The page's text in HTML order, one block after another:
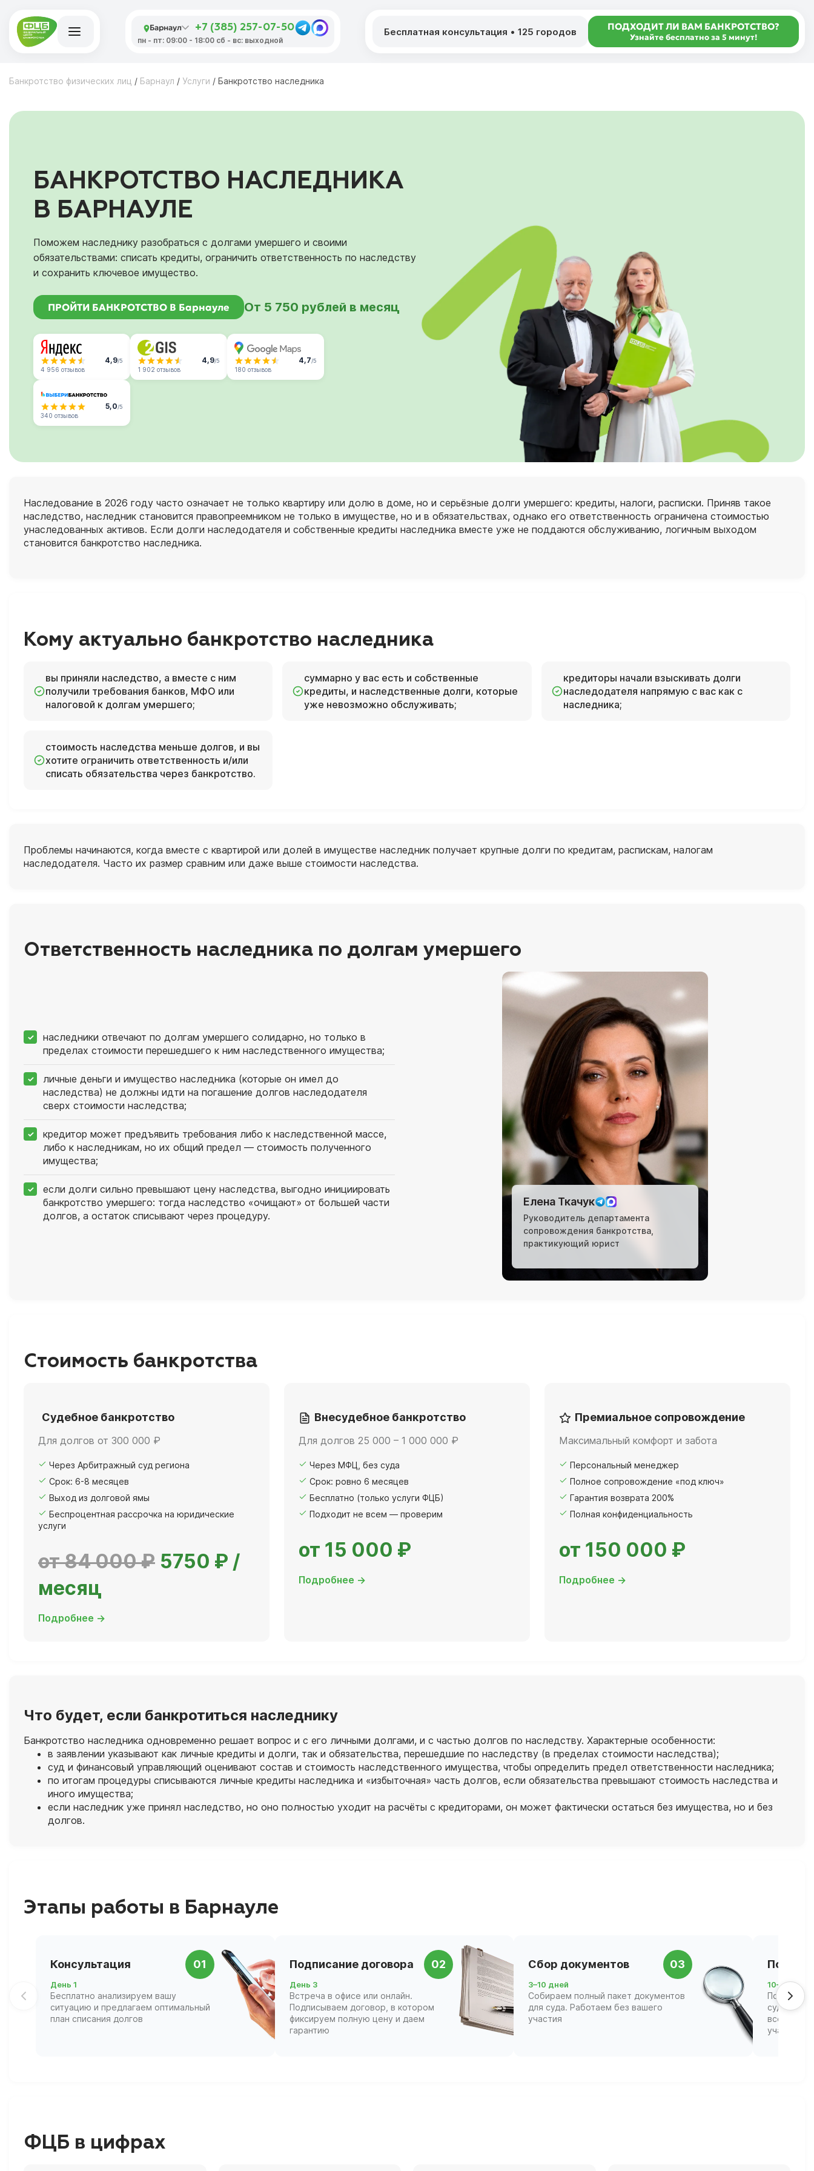
Барнаул +7 (385) 257-07-50
пн - пт: 09:00 - 18:00 сб - вс: выходной
Бесплатная консультация • 125 городов ПОДХОДИТ ЛИ ВАМ БАНКРОТСТВО?
Узнайте бесплатно за 5 минут!
Банкротство физических лиц / Барнаул / Услуги / Банкротство наследника
БАНКРОТСТВО НАСЛЕДНИКА
В БАРНАУЛЕ
Поможем наследнику разобраться с долгами умершего и своими
обязательствами: списать кредиты, ограничить ответственность по наследству
и сохранить ключевое имущество.
ПРОЙТИ БАНКРОТСТВО В Барнауле От 5 750 рублей в месяц
4,9/5
4 956 отзывов
4,9/5
1 902 отзывов
4,7/5
180 отзывов
5,0/5
340 отзывов
Наследование в 2026 году часто означает не только квартиру или долю в доме, но и серьёзные долги умершего: кредиты, налоги, расписки. Приняв такое
наследство, наследник становится правопреемником не только в имуществе, но и в обязательствах, однако его ответственность ограничена стоимостью
унаследованных активов. Если долги наследодателя и собственные кредиты наследника вместе уже не поддаются обслуживанию, логичным выходом
становится банкротство наследника.
Кому актуально банкротство наследника
вы приняли наследство, а вместе с ним
получили требования банков, МФО или
налоговой к долгам умершего;
суммарно у вас есть и собственные
кредиты, и наследственные долги, которые
уже невозможно обслуживать;
кредиторы начали взыскивать долги
наследодателя напрямую с вас как с
наследника;
стоимость наследства меньше долгов, и вы
хотите ограничить ответственность и/или
списать обязательства через банкротство.
Проблемы начинаются, когда вместе с квартирой или долей в имуществе наследник получает крупные долги по кредитам, распискам, налогам
наследодателя. Часто их размер сравним или даже выше стоимости наследства.
Ответственность наследника по долгам умершего
наследники отвечают по долгам умершего солидарно, но только в
пределах стоимости перешедшего к ним наследственного имущества;
личные деньги и имущество наследника (которые он имел до
наследства) не должны идти на погашение долгов наследодателя
сверх стоимости наследства;
кредитор может предъявить требования либо к наследственной массе,
либо к наследникам, но их общий предел — стоимость полученного
имущества;
если долги сильно превышают цену наследства, выгодно инициировать
банкротство умершего: тогда наследство «очищают» от большей части
долгов, а остаток списывают через процедуру.
Елена Ткачук
Руководитель департамента
сопровождения банкротства,
практикующий юрист
Стоимость банкротства
Судебное банкротство
Для долгов от 300 000 ₽
Через Арбитражный суд региона
Срок: 6-8 месяцев
Выход из долговой ямы
Беспроцентная рассрочка на юридические
услуги
от 84 000 ₽ 5750 ₽ /
месяц
Подробнее →
Внесудебное банкротство
Для долгов 25 000 – 1 000 000 ₽
Через МФЦ, без суда
Срок: ровно 6 месяцев
Бесплатно (только услуги ФЦБ)
Подходит не всем — проверим
от 15 000 ₽
Подробнее →
Премиальное сопровождение
Максимальный комфорт и забота
Персональный менеджер
Полное сопровождение «под ключ»
Гарантия возврата 200%
Полная конфиденциальность
от 150 000 ₽
Подробнее →
Что будет, если банкротиться наследнику
Банкротство наследника одновременно решает вопрос и с его личными долгами, и с частью долгов по наследству. Характерные особенности:
в заявлении указывают как личные кредиты и долги, так и обязательства, перешедшие по наследству (в пределах стоимости наследства);
суд и финансовый управляющий оценивают состав и стоимость наследственного имущества, чтобы определить предел ответственности наследника;
по итогам процедуры списываются личные кредиты наследника и «избыточная» часть долгов, если обязательства превышают стоимость наследства и
иного имущества;
если наследник уже принял наследство, но оно полностью уходит на расчёты с кредиторами, он может фактически остаться без имущества, но и без
долгов.
Этапы работы в Барнауле
Консультация 01
День 1
Бесплатно анализируем вашу
ситуацию и предлагаем оптимальный
план списания долгов
Подписание договора 02
День 3
Встреча в офисе или онлайн.
Подписываем договор, в котором
фиксируем полную цену и даем
гарантию
Сбор документов 03
3–10 дней
Собираем полный пакет документов
для суда. Работаем без вашего
участия
Подача
10–21 день
Подаём
суд и
всех
ФЦБ в цифрах